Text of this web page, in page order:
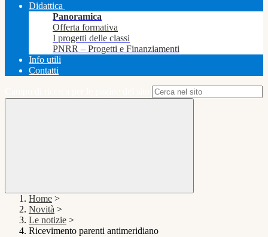
Didattica
Panoramica
Offerta formativa
I progetti delle classi
PNRR – Progetti e Finanziamenti
Info utili
Contatti
Home >
Novità >
Le notizie >
Ricevimento parenti antimeridiano